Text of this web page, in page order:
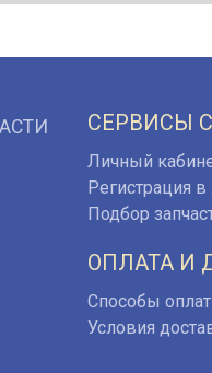
СЕРВИСЫ
Личный
Регистрация
Подбор
ОПЛАТА И
Способы
Условия